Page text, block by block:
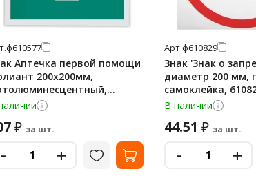
ф610577
Аптечка первой помощи
200х200мм,
пленка, ЕС01
₽ за шт.
- +
Арт.ф610829
Знак 'Знак о
диаметр 200 мм,
самоклейка,
В наличии
44.51 ₽ за шт.
- +